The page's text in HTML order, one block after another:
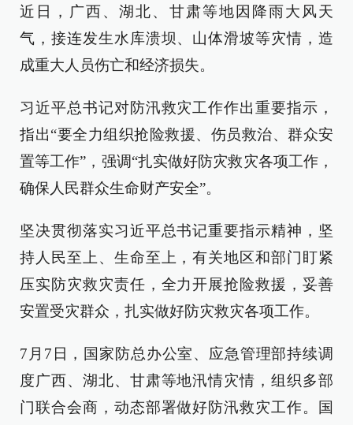
近日，广西、湖北、甘肃等地因降雨大风天
气，接连发生水库溃坝、山体滑坡等灾情，造
成重大人员伤亡和经济损失。
习近平总书记对防汛救灾工作作出重要指示，
指出“要全力组织抢险救援、伤员救治、群众安
置等工作”，强调“扎实做好防灾救灾各项工作，
确保人民群众生命财产安全”。
坚决贯彻落实习近平总书记重要指示精神，坚
持人民至上、生命至上，有关地区和部门盯紧
压实防灾救灾责任，全力开展抢险救援，妥善
安置受灾群众，扎实做好防灾救灾各项工作。
7月7日，国家防总办公室、应急管理部持续调
度广西、湖北、甘肃等地汛情灾情，组织多部
门联合会商，动态部署做好防汛救灾工作。国